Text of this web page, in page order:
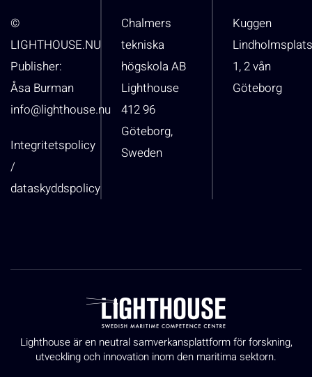
©
LIGHTHOUSE.NU
Publisher:
Åsa Burman
info@lighthouse.nu
Integritetspolicy
/
dataskyddspolicy
Chalmers
tekniska
högskola AB
Lighthouse
412 96
Göteborg,
Sweden
Kuggen
1, 2 vån
Göteborg
Lighthouse är en neutral samverkansplattform för forskning,
utveckling och innovation inom den maritima sektorn.